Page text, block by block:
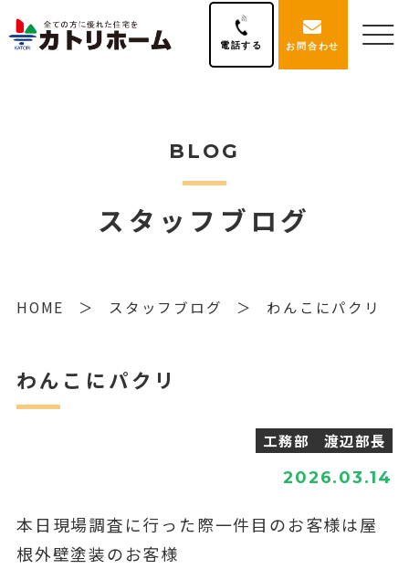
電話する お問合わせ
BLOG
スタッフブログ
HOME スタッフブログ わんこにパクリ
わんこにパクリ
工務部 渡辺部長
2026.03.14
本日現場調査に行った際一件目のお客様は屋
根外壁塗装のお客様